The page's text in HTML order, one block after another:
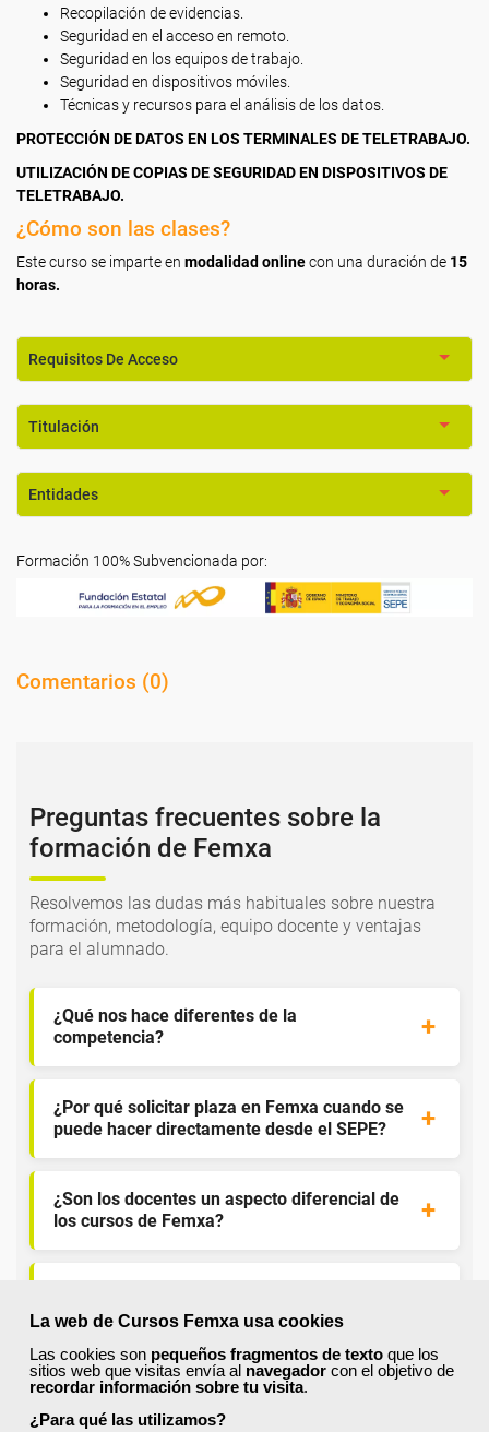
La web de Cursos Femxa usa cookies
Las cookies son pequeños fragmentos de texto que los
sitios web que visitas envía al navegador con el objetivo de
recordar información sobre tu visita.
¿Para qué las utilizamos?
Recopilación de evidencias.
Seguridad en el acceso en remoto.
Seguridad en los equipos de trabajo.
Seguridad en dispositivos móviles.
Técnicas y recursos para el análisis de los datos.
PROTECCIÓN DE DATOS EN LOS TERMINALES DE TELETRABAJO.
UTILIZACIÓN DE COPIAS DE SEGURIDAD EN DISPOSITIVOS DE
TELETRABAJO.
¿Cómo son las clases?
Este curso se imparte en modalidad onlinecon una duración de 15
horas.
Requisitos De Acceso
Titulación
Entidades
Formación 100% Subvencionada por:
Comentarios (0)
Preguntas frecuentes sobre la
formación de Femxa
Resolvemos las dudas más habituales sobre nuestra
formación, metodología, equipo docente y ventajas
para el alumnado.
¿Qué nos hace diferentes de la
competencia?
¿Por qué solicitar plaza en Femxa cuando se
puede hacer directamente desde el SEPE?
¿Son los docentes un aspecto diferencial de
los cursos de Femxa?
temario actualizado?
¿Qué ofrece Femxa al alumno una vez